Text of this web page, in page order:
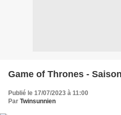
Game of Thrones -
Publié le 17/07/2023 à 11:00
Par Twinsunnien